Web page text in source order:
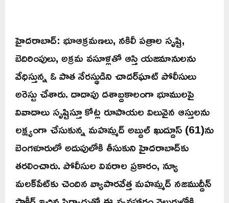
హైదరాబాద్: భూఆక్రమణలు, నకిలీ పత్రాల సృష్టి,
బెదిరింపులు, అక్రమ వసూళ్లతో ఆస్తి యజమానులను
వేధిస్తున్న ఓ పాత నేరస్థుడిని చాదర్‌ఘాట్ పోలీసులు
అరెస్టు చేశారు. దాదాపు దశాబ్దకాలంగా భూములపై
వివాదాలు సృష్టిస్తూ కోట్ల రూపాయల విలువైన ఆస్తులను
లక్ష్యంగా చేసుకున్న మహమ్మద్ అబ్దుల్ ఖుద్దూస్ (61)ను
బెంగళూరులో అదుపులోకి తీసుకుని హైదరాబాద్‌కు
తరలించారు. పోలీసుల వివరాల ప్రకారం, న్యూ
మలక్‌పేట్‌కు చెందిన వ్యాపారవేత్త మహమ్మద్ నజముద్దీన్